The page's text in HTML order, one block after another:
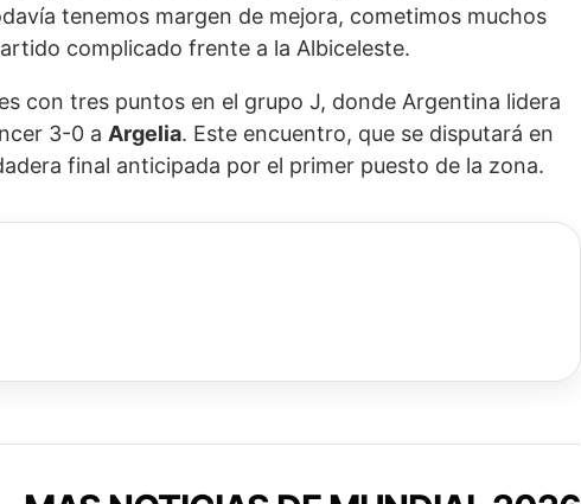
tenemos margen de mejora, cometimos muchos
complicado frente a la Albiceleste.
con tres puntos en el grupo J, donde Argentina lidera
3-0 a Argelia. Este encuentro, que se disputará en
final anticipada por el primer puesto de la zona.